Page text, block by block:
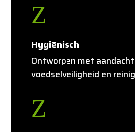
Z
Hygiënisch
Ontworpen met
voedselveiligheid en
Z